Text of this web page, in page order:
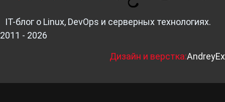
IT-блог о Linux, DevOps и серверных технологиях.
2011 - 2026
Дизайн и верстка:AndreyEx